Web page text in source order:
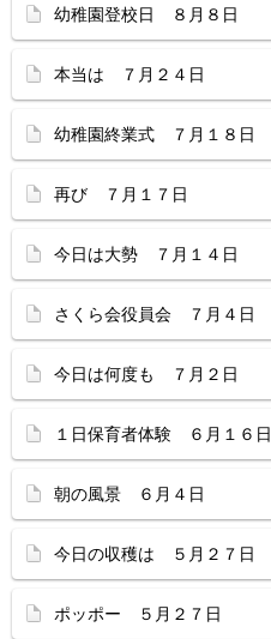
幼稚園登校日 ８月８日
本当は ７月２４日
幼稚園終業式 ７月１８日
再び ７月１７日
今日は大勢 ７月１４日
さくら会役員会 ７月４日
今日は何度も ７月２日
１日保育者体験 ６月１６日
朝の風景 ６月４日
今日の収穫は ５月２７日
ポッポー ５月２７日